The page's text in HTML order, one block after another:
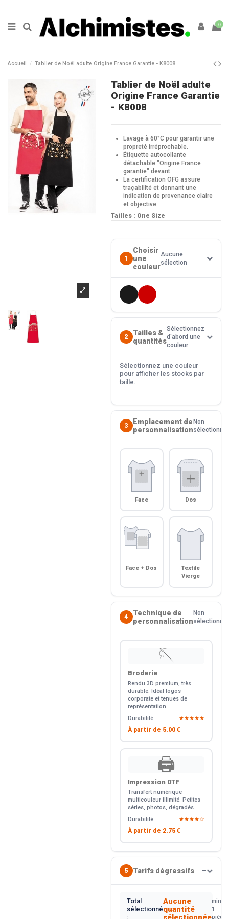
0
Accueil Tablier de Noël adulte Origine France Garantie - K8008
Tablier de Noël adulte
Origine France Garantie
- K8008
Lavage à 60°C pour garantir une
propreté irréprochable.
Étiquette autocollante
détachable "Origine France
garantie" devant.
La certification OFG assure
traçabilité et donnant une
indication de provenance claire
et objective.
Tailles : One Size
1
Choisir
une
couleur
Aucune
sélection
2
Tailles &
quantités
Sélectionnez
d'abord une
couleur
Sélectionnez une couleur
pour afficher les stocks par
taille.
3
Emplacement de
personnalisation
Non
sélectionné
Face Dos
Face + Dos
Textile
Vierge
4
Technique de
personnalisation
Non
sélectionné
🪡
Broderie
Rendu 3D premium, très
durable. Idéal logos
corporate et tenues de
représentation.
Durabilité
★★★★★
À partir de 5.00 €
🖨️
Impression DTF
Transfert numérique
multicouleur illimité. Petites
séries, photos, dégradés.
Durabilité
★★★★☆
À partir de 2.75 €
5 Tarifs dégressifs —
Total
sélectionné
:
Aucune
quantité
min.
1
pièce